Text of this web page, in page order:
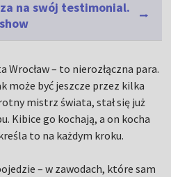
na swój testimonial.
Wrocław – to nierozłączna para.
może być jeszcze przez kilka
mistrz świata, stał się już
Kibice go kochają, a on kocha
to na każdym kroku.
– w zawodach, które sam